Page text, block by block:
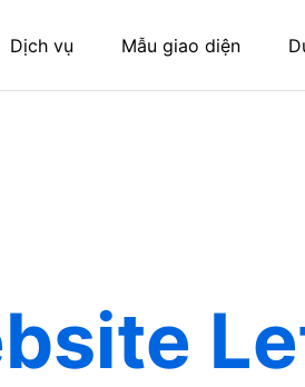
Dịch vụ Mẫu giao diện